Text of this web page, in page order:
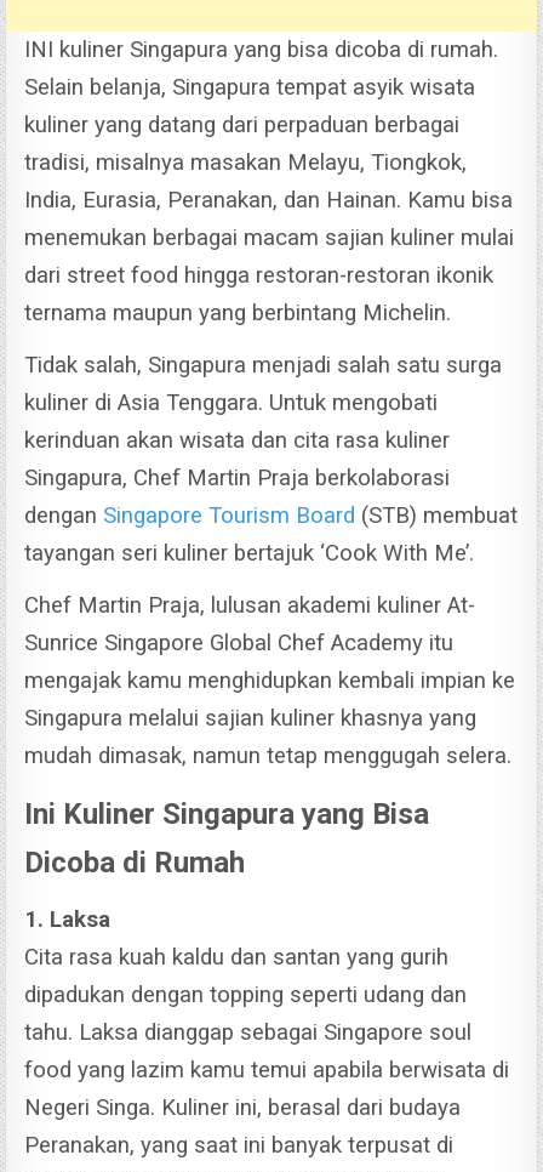
INI kuliner Singapura yang bisa dicoba di rumah.
Selain belanja, Singapura tempat asyik wisata
kuliner yang datang dari perpaduan berbagai
tradisi, misalnya masakan Melayu, Tiongkok,
India, Eurasia, Peranakan, dan Hainan. Kamu bisa
menemukan berbagai macam sajian kuliner mulai
dari street food hingga restoran-restoran ikonik
ternama maupun yang berbintang Michelin.
Tidak salah, Singapura menjadi salah satu surga
kuliner di Asia Tenggara. Untuk mengobati
kerinduan akan wisata dan cita rasa kuliner
Singapura, Chef Martin Praja berkolaborasi
dengan Singapore Tourism Board (STB) membuat
tayangan seri kuliner bertajuk ‘Cook With Me’.
Chef Martin Praja, lulusan akademi kuliner At-
Sunrice Singapore Global Chef Academy itu
mengajak kamu menghidupkan kembali impian ke
Singapura melalui sajian kuliner khasnya yang
mudah dimasak, namun tetap menggugah selera.
Ini Kuliner Singapura yang Bisa
Dicoba di Rumah
1. Laksa
Cita rasa kuah kaldu dan santan yang gurih
dipadukan dengan topping seperti udang dan
tahu. Laksa dianggap sebagai Singapore soul
food yang lazim kamu temui apabila berwisata di
Negeri Singa. Kuliner ini, berasal dari budaya
Peranakan, yang saat ini banyak terpusat di